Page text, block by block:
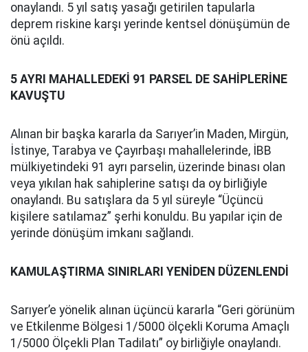
onaylandı. 5 yıl satış yasağı getirilen tapularla
deprem riskine karşı yerinde kentsel dönüşümün de
önü açıldı.
5 AYRI MAHALLEDEKİ 91 PARSEL DE SAHİPLERİNE
KAVUŞTU
Alınan bir başka kararla da Sarıyer’in Maden, Mirgün,
İstinye, Tarabya ve Çayırbaşı mahallelerinde, İBB
mülkiyetindeki 91 ayrı parselin, üzerinde binası olan
veya yıkılan hak sahiplerine satışı da oy birliğiyle
onaylandı. Bu satışlara da 5 yıl süreyle “Üçüncü
kişilere satılamaz” şerhi konuldu. Bu yapılar için de
yerinde dönüşüm imkanı sağlandı.
KAMULAŞTIRMA SINIRLARI YENİDEN DÜZENLENDİ
Sarıyer’e yönelik alınan üçüncü kararla “Geri görünüm
ve Etkilenme Bölgesi 1/5000 ölçekli Koruma Amaçlı
1/5000 Ölçekli Plan Tadilatı” oy birliğiyle onaylandı.